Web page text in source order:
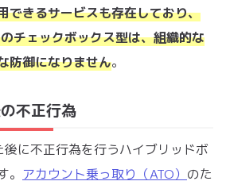
できるサービスも存在しており、
チェックボックス型は、組織的な
防御になりません。
不正行為
に不正行為を行うハイブリッドボ
アカウント乗っ取り（ATO） のた